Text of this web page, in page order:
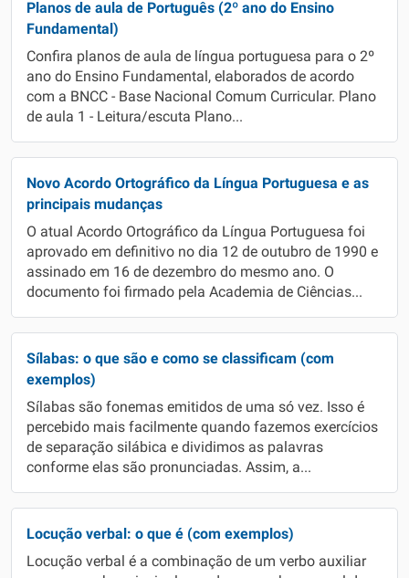
Planos de aula de Português (2º ano do Ensino
Fundamental)
Confira planos de aula de língua portuguesa para o 2º
ano do Ensino Fundamental, elaborados de acordo
com a BNCC - Base Nacional Comum Curricular. Plano
de aula 1 - Leitura/escuta Plano...
Novo Acordo Ortográfico da Língua Portuguesa e as
principais mudanças
O atual Acordo Ortográfico da Língua Portuguesa foi
aprovado em definitivo no dia 12 de outubro de 1990 e
assinado em 16 de dezembro do mesmo ano. O
documento foi firmado pela Academia de Ciências...
Sílabas: o que são e como se classificam (com
exemplos)
Sílabas são fonemas emitidos de uma só vez. Isso é
percebido mais facilmente quando fazemos exercícios
de separação silábica e dividimos as palavras
conforme elas são pronunciadas. Assim, a...
Locução verbal: o que é (com exemplos)
Locução verbal é a combinação de um verbo auxiliar